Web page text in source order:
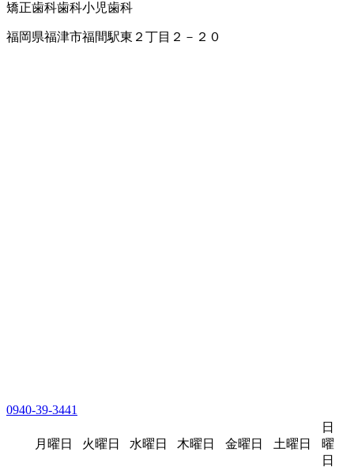
矯正歯科歯科小児歯科
福岡県福津市福間駅東２丁目２－２０
0940-39-3441
月曜日 火曜日 水曜日 木曜日 金曜日 土曜日
日
曜
日